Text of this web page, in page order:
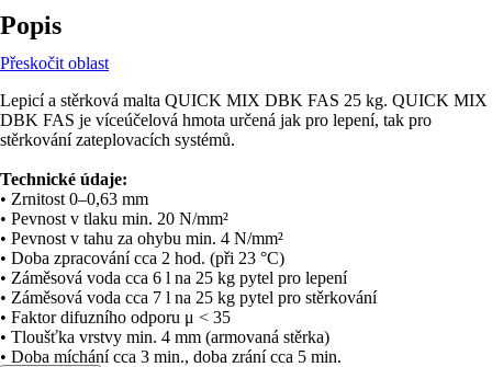
Popis
Přeskočit oblast
Lepicí a stěrková malta QUICK MIX DBK FAS 25 kg. QUICK MIX
DBK FAS je víceúčelová hmota určená jak pro lepení, tak pro
stěrkování zateplovacích systémů.
Technické údaje:
• Zrnitost 0–0,63 mm
• Pevnost v tlaku min. 20 N/mm²
• Pevnost v tahu za ohybu min. 4 N/mm²
• Doba zpracování cca 2 hod. (při 23 °C)
• Záměsová voda cca 6 l na 25 kg pytel pro lepení
• Záměsová voda cca 7 l na 25 kg pytel pro stěrkování
• Faktor difuzního odporu μ < 35
• Tloušťka vrstvy min. 4 mm (armovaná stěrka)
• Doba míchání cca 3 min., doba zrání cca 5 min.